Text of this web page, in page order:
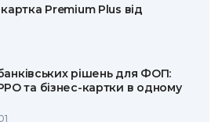
Premium Plus від
рішень для ФОП:
та бізнес-картки в одному